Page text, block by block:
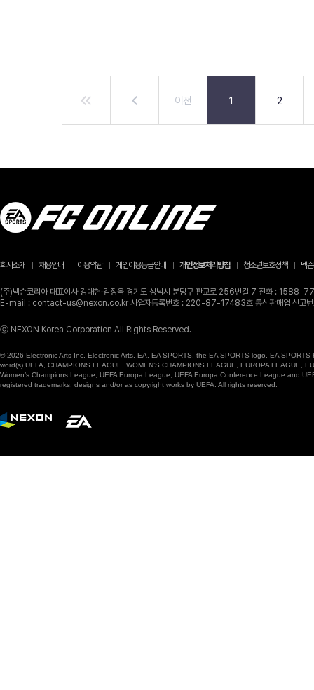
이전 1 2
회사소개 채용안내 이용약관 게임이용등급안내 개인정보처리방침 청소년보호정책 넥
(주)넥슨코리아 대표이사 강대현·김정욱 경기도 성남시 분당구 판교로 256번길 7 전화 :
E-mail : contact-us@nexon.co.kr 사업자등록번호 : 220-87-17483호 통신판매업 신고
ⓒ NEXON Korea Corporation All Rights Reserved.
© 2026 Electronic Arts Inc. Electronic Arts, EA, EA SPORTS, the EA SPORTS logo, EA
word(s) UEFA, CHAMPIONS LEAGUE, WOMEN’S CHAMPIONS LEAGUE, EUROPA LEAGUE,
Women’s Champions League, UEFA Europa League, UEFA Europa Conference League and
registered trademarks, designs and/or as copyright works by UEFA. All rights reserved.